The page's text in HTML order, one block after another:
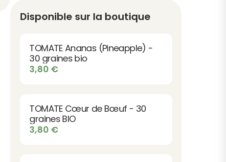
Disponible sur la boutique
TOMATE Ananas (Pineapple) -
30 graines bio
3,80 €
TOMATE Cœur de Bœuf - 30
graines BIO
3,80 €